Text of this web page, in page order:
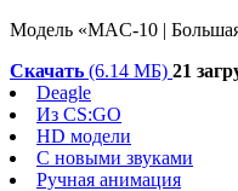
Модель «MAC-10 |
Скачать (6.14 МБ) 21
Deagle
Из CS:GO
HD модели
С новыми звуками
Ручная анимация